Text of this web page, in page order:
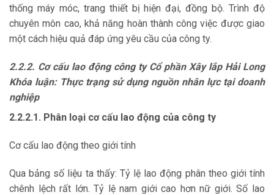
thống máy móc, trang thiết bị hiện đại, đồng bộ. Trình độ
chuyên môn cao, khả năng hoàn thành công việc được giao
một cách hiệu quả đáp ứng yêu cầu của công ty.
2.2.2. Cơ cấu lao động công ty Cổ phần Xây lắp Hải Long
Khóa luận: Thực trạng sử dụng nguồn nhân lực tại doanh
nghiệp
2.2.2.1. Phân loại cơ cấu lao động của công ty
Cơ cấu lao động theo giới tính
Qua bảng số liệu ta thấy: Tỷ lệ lao động phân theo giới tính
chênh lệch rất lớn. Tỷ lệ nam giới cao hơn nữ giới. Số lao